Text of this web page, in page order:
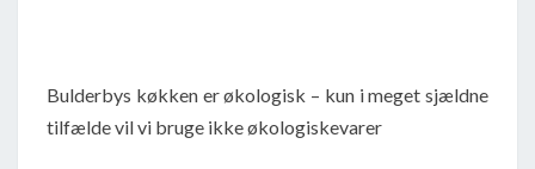
Bulderbys køkken er økologisk – kun i meget sjældne
tilfælde vil vi bruge ikke økologiskevarer